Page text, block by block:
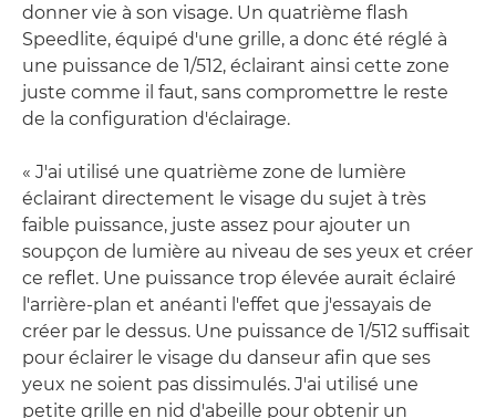
donner vie à son visage. Un quatrième flash
Speedlite, équipé d'une grille, a donc été réglé à
une puissance de 1/512, éclairant ainsi cette zone
juste comme il faut, sans compromettre le reste
de la configuration d'éclairage.
« J'ai utilisé une quatrième zone de lumière
éclairant directement le visage du sujet à très
faible puissance, juste assez pour ajouter un
soupçon de lumière au niveau de ses yeux et créer
ce reflet. Une puissance trop élevée aurait éclairé
l'arrière-plan et anéanti l'effet que j'essayais de
créer par le dessus. Une puissance de 1/512 suffisait
pour éclairer le visage du danseur afin que ses
yeux ne soient pas dissimulés. J'ai utilisé une
petite grille en nid d'abeille pour obtenir un